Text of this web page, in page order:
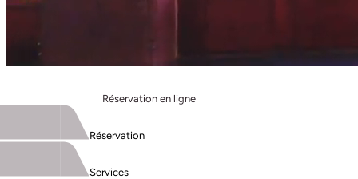
Réservation en ligne
Réservation
Services